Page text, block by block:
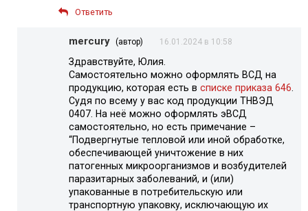
Ответить
mercury (автор) 16.01.2024 в 10:58
Здравствуйте, Юлия.
Самостоятельно можно оформлять ВСД на
продукцию, которая есть в списке приказа 646
Судя по всему у вас код продукции ТНВЭД
0407. На неё можно оформлять эВСД
самостоятельно, но есть примечание –
“Подвергнутые тепловой или иной обработке,
обеспечивающей уничтожение в них
патогенных микроорганизмов и возбудителей
паразитарных заболеваний, и (или)
упакованные в потребительскую или
транспортную упаковку, исключающую их